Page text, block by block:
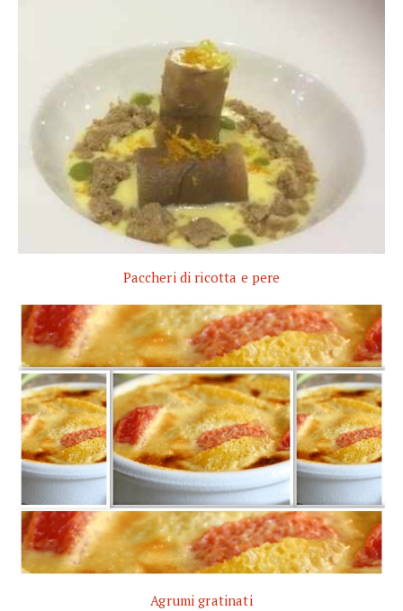
Paccheri di ricotta e pere
Agrumi gratinati